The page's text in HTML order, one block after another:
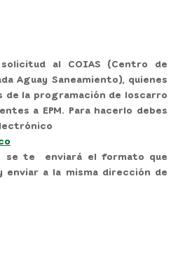
al COIAS (Centro de
Aguay Saneamiento), quienes
de la programación de loscarro
a EPM. Para hacerlo debes
se te enviará el formato que
enviar a la misma dirección de